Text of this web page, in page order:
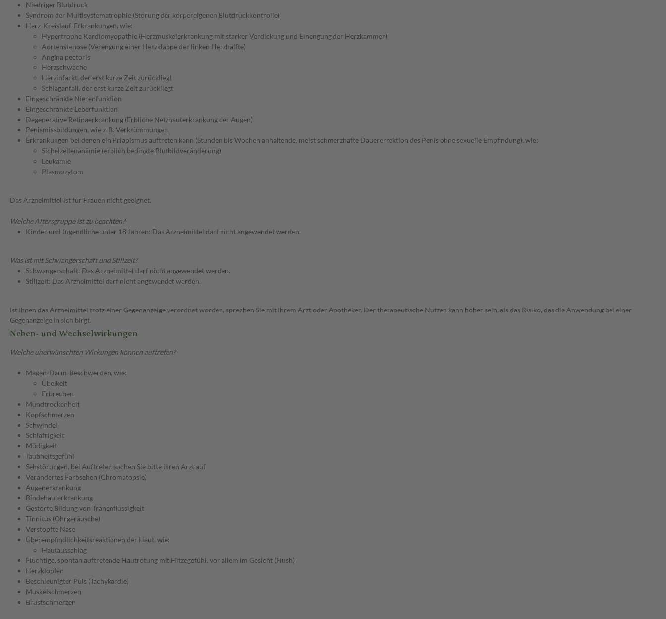
Niedriger Blutdruck
Syndrom der Multisystematrophie (Störung der körpereigenen Blutdruckkontrolle)
Herz-Kreislauf-Erkrankungen, wie:
Hypertrophe Kardiomyopathie (Herzmuskelerkrankung mit starker Verdickung und Einengung der Herzkammer)
Aortenstenose (Verengung einer Herzklappe der linken Herzhälfte)
Angina pectoris
Herzschwäche
Herzinfarkt, der erst kurze Zeit zurückliegt
Schlaganfall, der erst kurze Zeit zurückliegt
Eingeschränkte Nierenfunktion
Eingeschränkte Leberfunktion
Degenerative Retinaerkrankung (Erbliche Netzhauterkrankung der Augen)
Penismissbildungen, wie z. B. Verkrümmungen
Erkrankungen bei denen ein Priapismus auftreten kann (Stunden bis Wochen anhaltende, meist schmerzhafte Dauererrektion des Penis ohne sexuelle Empfindung), wie:
Sichelzellenanämie (erblich bedingte Blutbildveränderung)
Leukämie
Plasmozytom
Das Arzneimittel ist für Frauen nicht geeignet.
Welche Altersgruppe ist zu beachten?
Kinder und Jugendliche unter 18 Jahren: Das Arzneimittel darf nicht angewendet werden.
Was ist mit Schwangerschaft und Stillzeit?
Schwangerschaft: Das Arzneimittel darf nicht angewendet werden.
Stillzeit: Das Arzneimittel darf nicht angewendet werden.
Ist Ihnen das Arzneimittel trotz einer Gegenanzeige verordnet worden, sprechen Sie mit Ihrem Arzt oder Apotheker. Der therapeutische Nutzen kann höher sein, als das Risiko, das die Anwendung bei einer
Gegenanzeige in sich birgt.
Neben- und Wechselwirkungen
Welche unerwünschten Wirkungen können auftreten?
Magen-Darm-Beschwerden, wie:
Übelkeit
Erbrechen
Mundtrockenheit
Kopfschmerzen
Schwindel
Schläfrigkeit
Müdigkeit
Taubheitsgefühl
Sehstörungen, bei Auftreten suchen Sie bitte ihren Arzt auf
Verändertes Farbsehen (Chromatopsie)
Augenerkrankung
Bindehauterkrankung
Gestörte Bildung von Tränenflüssigkeit
Tinnitus (Ohrgeräusche)
Verstopfte Nase
Überempfindlichkeitsreaktionen der Haut, wie:
Hautausschlag
Flüchtige, spontan auftretende Hautrötung mit Hitzegefühl, vor allem im Gesicht (Flush)
Herzklopfen
Beschleunigter Puls (Tachykardie)
Muskelschmerzen
Brustschmerzen